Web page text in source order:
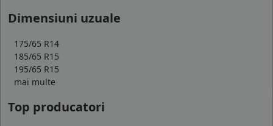
Dimensiuni uzuale
175/65 R14
185/65 R15
195/65 R15
mai multe
Top producatori